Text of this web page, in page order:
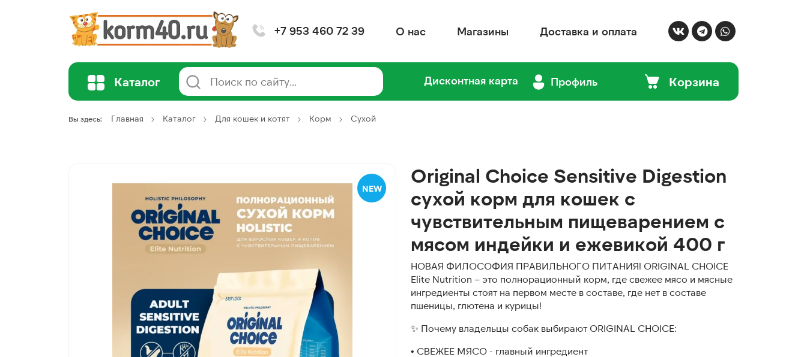
+7 953 460 72 39 О нас Магазины Доставка и оплата
Каталог Дисконтная карта Профиль Корзина
Вы здесь: Главная Каталог Для кошек и котят Корм Сухой
NEW
Original Choice Sensitive Digestion
сухой корм для кошек с
чувствительным пищеварением с
мясом индейки и ежевикой 400 г
НОВАЯ ФИЛОСОФИЯ ПРАВИЛЬНОГО ПИТАНИЯ! ORIGINAL CHOICE
Elite Nutrition – это полнорационный корм, где свежее мясо и мясные
ингредиенты стоят на первом месте в составе, где нет в составе
пшеницы, глютена и курицы!
✨ Почему владельцы собак выбирают ORIGINAL CHOICE:
• СВЕЖЕЕ МЯСО - главный ингредиент